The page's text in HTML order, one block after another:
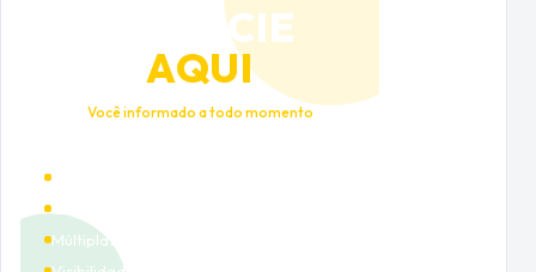
ANUNCIE
AQUI
Você informado a todo momento
Cobertura nacional
Múltiplas categorias